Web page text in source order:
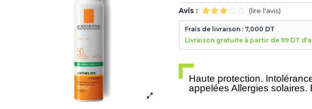
Avis : (lire l'avis)
Frais de livraison : 7,000 DT
Livraison gratuite à partir de 99 DT
Haute protection.
appelées Allergies solaires.